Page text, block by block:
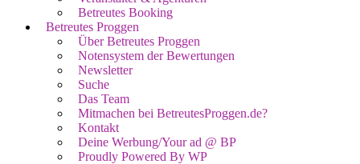
Betreutes Booking
Betreutes Proggen
Über Betreutes Proggen
Notensystem der Bewertungen
Newsletter
Suche
Das Team
Mitmachen bei BetreutesProggen.de?
Kontakt
Deine Werbung/Your ad @ BP
Proudly Powered By WP